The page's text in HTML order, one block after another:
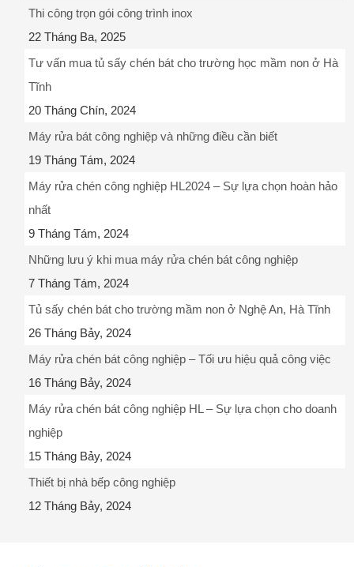
Thi công trọn gói công trình inox
22 Tháng Ba, 2025
Tư vấn mua tủ sấy chén bát cho trường học mầm non ở Hà
Tĩnh
20 Tháng Chín, 2024
Máy rửa bát công nghiệp và những điều cần biết
19 Tháng Tám, 2024
Máy rửa chén công nghiệp HL2024 – Sự lựa chọn hoàn hảo
nhất
9 Tháng Tám, 2024
Những lưu ý khi mua máy rửa chén bát công nghiệp
7 Tháng Tám, 2024
Tủ sấy chén bát cho trường mầm non ở Nghệ An, Hà Tĩnh
26 Tháng Bảy, 2024
Máy rửa chén bát công nghiệp – Tối ưu hiệu quả công việc
16 Tháng Bảy, 2024
Máy rửa chén bát công nghiệp HL – Sự lựa chọn cho doanh
nghiệp
15 Tháng Bảy, 2024
Thiết bị nhà bếp công nghiệp
12 Tháng Bảy, 2024